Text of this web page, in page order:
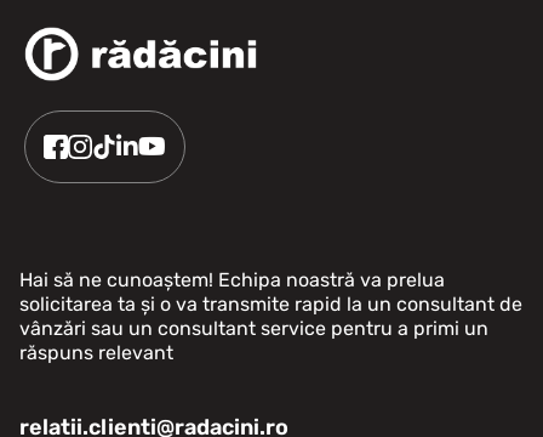
Hai să ne cunoaștem! Echipa noastră va prelua
solicitarea ta și o va transmite rapid la un consultant de
vânzări sau un consultant service pentru a primi un
răspuns relevant
relatii.clienti@radacini.ro